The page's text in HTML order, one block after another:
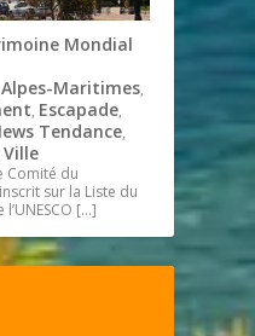
Mondial
Alpes-Maritimes,
, Escapade,
Tendance,
Ville
Comité du
sur la Liste du
[…]